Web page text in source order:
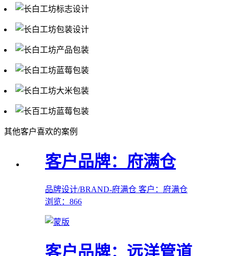
其他客户喜欢的案例
客户品牌：府满仓
品牌设计/BRAND-府满仓 客户：府满仓
浏览：866
客户品牌：远洋管道